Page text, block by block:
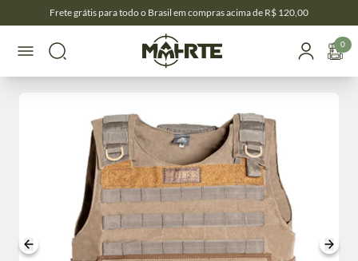
Frete grátis para todo o Brasil em compras acima de R$ 120,00
0